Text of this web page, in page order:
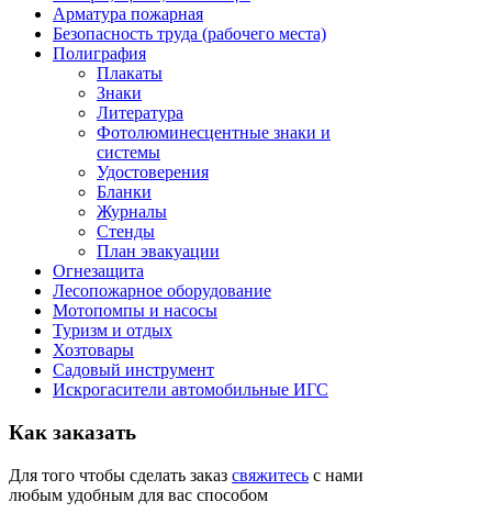
Арматура пожарная
Безопасность труда (рабочего места)
Полиграфия
Плакаты
Знаки
Литература
Фотолюминесцентные знаки и
системы
Удостоверения
Бланки
Журналы
Стенды
План эвакуации
Огнезащита
Лесопожарное оборудование
Мотопомпы и насосы
Туризм и отдых
Хозтовары
Садовый инструмент
Искрогасители автомобильные ИГС
Как заказать
Для того чтобы сделать заказ свяжитесь с нами
любым удобным для вас способом